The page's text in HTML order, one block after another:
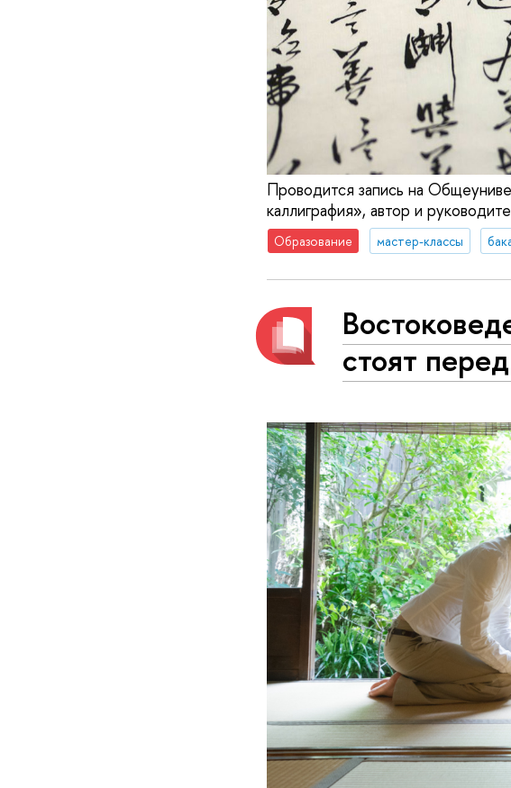
Проводится запись на
каллиграфия», автор и
Образование мастер-классы
стоят